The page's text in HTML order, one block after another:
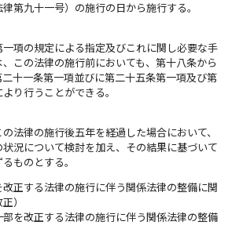
第九十一号）の施行の日から施行する。
一項の規定による指定及びこれに関し必要な手
この法律の施行前においても、第十八条から
十一条第一項並びに第二十五条第一項及び第
り行うことができる。
法律の施行後五年を経過した場合において、
状況について検討を加え、その結果に基づいて
ものとする。
改正する法律の施行に伴う関係法律の整備に関
）
部を改正する法律の施行に伴う関係法律の整備